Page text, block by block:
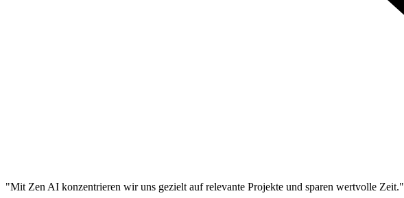
"Mit Zen AI konzentrieren wir uns gezielt auf relevante Projekte und sparen wertvolle Zeit."